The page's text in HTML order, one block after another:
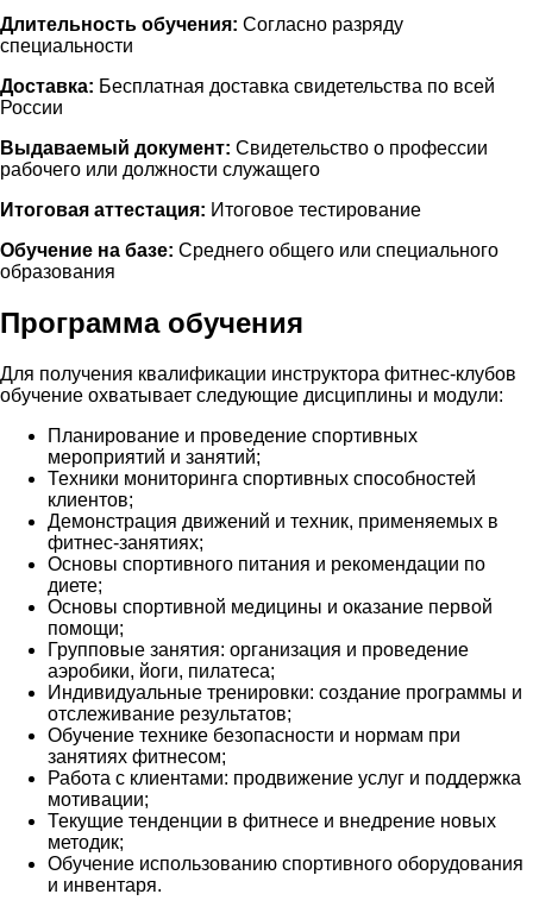
Длительность обучения: Согласно разряду
специальности
Доставка: Бесплатная доставка свидетельства по всей
России
Выдаваемый документ: Свидетельство о профессии
рабочего или должности служащего
Итоговая аттестация: Итоговое тестирование
Обучение на базе: Среднего общего или специального
образования
Программа обучения
Для получения квалификации инструктора фитнес-клубов
обучение охватывает следующие дисциплины и модули:
Планирование и проведение спортивных
мероприятий и занятий;
Техники мониторинга спортивных способностей
клиентов;
Демонстрация движений и техник, применяемых в
фитнес-занятиях;
Основы спортивного питания и рекомендации по
диете;
Основы спортивной медицины и оказание первой
помощи;
Групповые занятия: организация и проведение
аэробики, йоги, пилатеса;
Индивидуальные тренировки: создание программы и
отслеживание результатов;
Обучение технике безопасности и нормам при
занятиях фитнесом;
Работа с клиентами: продвижение услуг и поддержка
мотивации;
Текущие тенденции в фитнесе и внедрение новых
методик;
Обучение использованию спортивного оборудования
и инвентаря.